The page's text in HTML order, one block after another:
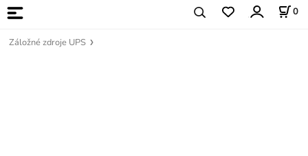
0
Záložné zdroje UPS